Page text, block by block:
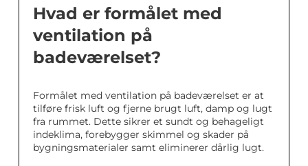
Hvad er formålet med
ventilation på
badeværelset?
Formålet med ventilation på badeværelset er at
tilføre frisk luft og fjerne brugt luft, damp og lugt
fra rummet. Dette sikrer et sundt og behageligt
indeklima, forebygger skimmel og skader på
bygningsmaterialer samt eliminerer dårlig lugt.